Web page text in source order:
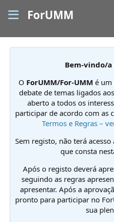
ForUMM
Bem-vindo/
O ForUMM/For-UMM é um
debate de temas ligados
aberto a todos os
participar de acordo com as
Termos e Regras –
Sem registo, não terá
que consta
Após o registo deverá
seguindo as regras
apresentar. Após a
pronto para participar no
sua